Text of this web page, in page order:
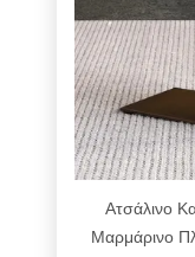
Ατσάλινο
Μαρμάρινο